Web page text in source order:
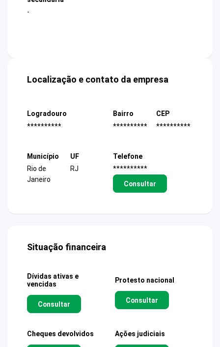
-
Localização e contato da empresa
Logradouro
**********
Bairro
**********
CEP
**********
Município
Rio de
Janeiro
UF
RJ
Telefone
**********
Consultar
Situação financeira
Dívidas ativas e
vencidas
Consultar
Protesto nacional
Consultar
Cheques devolvidos Ações judiciais